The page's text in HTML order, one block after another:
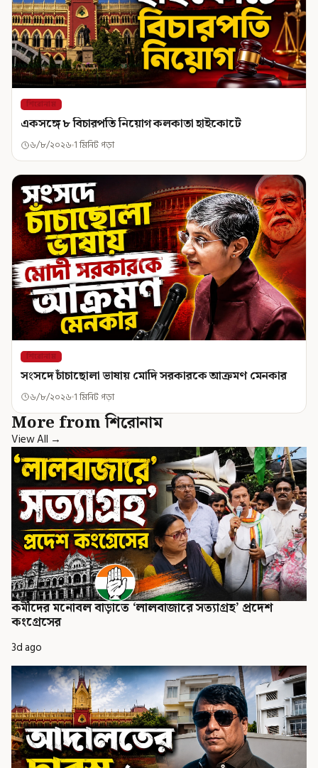
শিরোনাম
একসঙ্গে ৮ বিচারপতি নিয়োগ কলকাতা হাইকোর্টে
৬/৮/২০২৬ 1 মিনিট পড়া
শিরোনাম
সংসদে চাঁচাছোলা ভাষায় মোদি সরকারকে আক্রমণ মেনকার
৬/৮/২০২৬ 1 মিনিট পড়া
More from শিরোনাম
View All →
কর্মীদের মনোবল বাড়াতে ‘লালবাজারে সত্যাগ্রহ’ প্রদেশ
কংগ্রেসের
3d ago